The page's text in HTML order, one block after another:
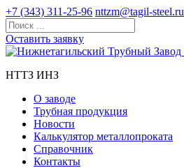
+7 (343) 311-25-96 nttzm@tagil-steel.ru
Оставить заявку
НТТЗ ИНЗ
О заводе
Трубная продукция
Новости
Калькулятор металлопроката
Справочник
Контакты